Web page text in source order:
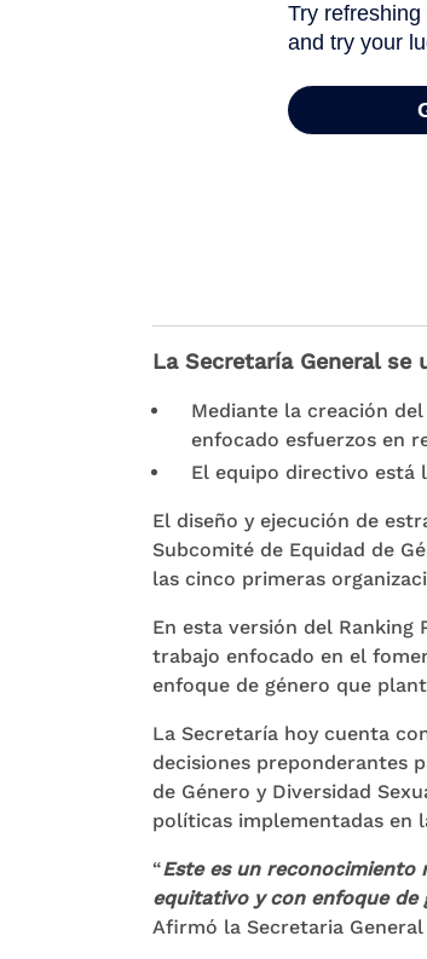
La Secretaría General
Mediante la creación
enfocado esfuerzos en
El equipo directivo está
El diseño y ejecución de
Subcomité de Equidad de
las cinco primeras
En esta versión del Ranking
trabajo enfocado en el
enfoque de género que
La Secretaría hoy cuenta
decisiones preponderantes
de Género y Diversidad
políticas implementadas en
“Este es un
equitativo y con enfoque de
Afirmó la Secretaria